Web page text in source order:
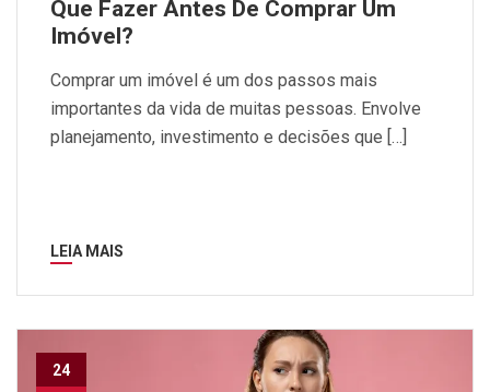
Que Fazer Antes De Comprar Um
Imóvel?
Comprar um imóvel é um dos passos mais
importantes da vida de muitas pessoas. Envolve
planejamento, investimento e decisões que […]
LEIA MAIS
24